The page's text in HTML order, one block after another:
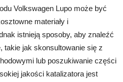
Volkswagen Lupo może być
materiały i
istnieją sposoby, aby znaleźć
takie jak skonsultowanie się z
lub poszukiwanie części
jakości katalizatora jest